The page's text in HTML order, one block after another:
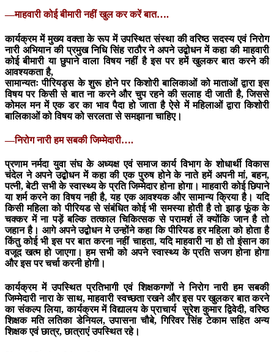
—माहवारी कोई बीमारी नहीं खुल कर करें बात….
कार्यक्रम में मुख्य वक्ता के रूप में उपस्थित संस्था की वरिष्ठ सदस्य एवं निरोग
नारी अभियान की प्रमुख निधि सिंह राठौर ने अपने उद्बोधन में कहा की माहवारी
कोई बीमारी या छुपाने वाला विषय नहीं है इस पर हमें खुलकर बात करने की
आवश्यकता है,
सामान्यतः पीरियड्स के शुरू होने पर किशोरी बालिकाओं को माताओं द्वारा इस
विषय पर किसी से बात ना करने और चुप रहने की सलाह दी जाती है, जिससे
कोमल मन में एक डर का भाव पैदा हो जाता है ऐसे में महिलाओं द्वारा किशोरी
बालिकाओं को विषय को सरलता से समझाना चाहिए।
—निरोग नारी हम सबकी जिम्मेदारी….
प्रणाम नर्मदा युवा संघ के अध्यक्ष एवं समाज कार्य विभाग के शोधार्थी विकास
चंदेल ने अपने उद्बोधन में कहा की एक पुरुष होने के नाते हमें अपनी मां, बहन,
पत्नी, बेटी सभी के स्वास्थ्य के प्रति जिम्मेदार होना होगा। माहवारी कोई छिपाने
या शर्म करने का विषय नही है, यह एक आवश्यक और सामान्य क्रिया है। यदि
किसी महिला को पीरियड से संबंधित कोई भी समस्या होती है तो झाड़ फूंक के
चक्कर में ना पड़ें बल्कि तत्काल चिकित्सक से परामर्श लें क्योंकि जान है तो
जहान है। आगे अपने उद्बोधन मे उन्होंने कहा कि पीरियड हर महिला को होता है
किंतु कोई भी इस पर बात करना नहीं चाहता, यदि माहवारी ना हो तो इंसान का
वजूद खत्म हो जाएगा। हम सभी को अपने स्वास्थ्य के प्रति सजग होना होगा
और इस पर चर्चा करनी होगी।
कार्यक्रम में उपस्थित प्रतिभागी एवं शिक्षकगणों ने निरोग नारी हम सबकी
जिम्मेदारी नारा के साथ, माहवारी स्वच्छता रखने और इस पर खुलकर बात करने
का संकल्प लिया, कार्यक्रम में विद्यालय के प्राचार्य सुरेश कुमार द्विवेदी, वरिष्ठ
शिक्षक मति लतिका डेनियल, उपासना चौबे, गिरिवर सिंह टेकाम सहित अन्य
शिक्षक एवं छात्र, छात्राएं उपस्थित रहे।